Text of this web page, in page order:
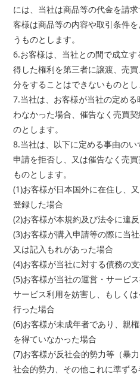
には、当社は商品等の代金を請
客様は商品等の内容や取引条件
うものとします。
6.お客様は、当社との間で成立
得した権利を第三者に譲渡、売
分をすることはできないものとし
7.当社は、お客様が当社の定め
わなかった場合、催告なく売買
のとします。
8.当社は、以下に定める事由の
申請を拒否し、又は催告なく売
ものとします。
(1)お客様が日本国外に在住し、
登録した場合
(2)お客様が本規約及び法令に違
(3)お客様が購入申請等の際に当
又は記入もれがあった場合
(4)お客様が当社に対する債務の
(5)お客様が当社の運営・サービ
サービス利用を妨害し、もしく
行った場合
(6)お客様が未成年者であり、親
を得ていなかった場合
(7)お客様が反社会的勢力等（暴
社会的勢力、その他これに準ず